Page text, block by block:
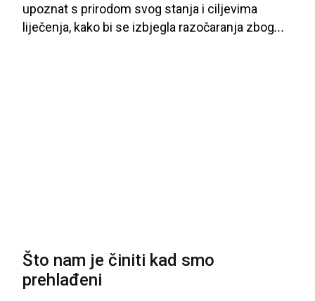
upoznat s prirodom svog stanja i ciljevima
liječenja, kako bi se izbjegla razočaranja zbog...
Što nam je činiti kad smo
prehlađeni